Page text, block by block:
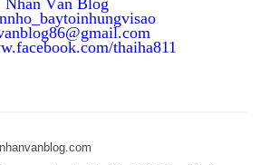
Nhân Văn Blog
thaiha811